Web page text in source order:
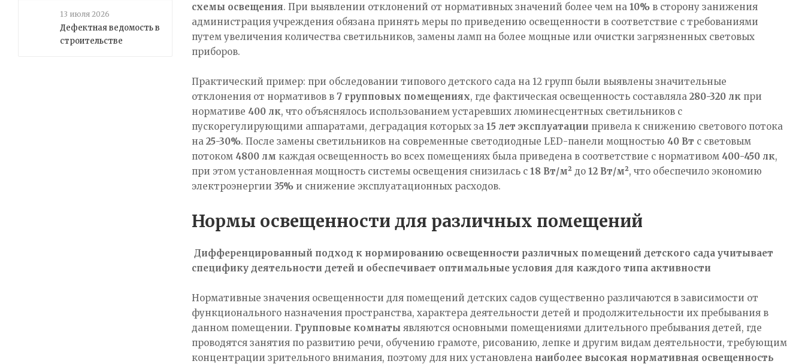
схемы освещения. При выявлении отклонений от нормативных значений более чем на 10% в сторону занижения
администрация учреждения обязана принять меры по приведению освещенности в соответствие с требованиями
путем увеличения количества светильников, замены ламп на более мощные или очистки загрязненных световых
приборов.​
Практический пример: при обследовании типового детского сада на 12 групп были выявлены значительные
отклонения от нормативов в 7 групповых помещениях, где фактическая освещенность составляла 280-320 лк при
нормативе 400 лк, что объяснялось использованием устаревших люминесцентных светильников с
пускорегулирующими аппаратами, деградация которых за 15 лет эксплуатации привела к снижению светового потока
на 25-30%. После замены светильников на современные светодиодные LED-панели мощностью 40 Вт с световым
потоком 4800 лм каждая освещенность во всех помещениях была приведена в соответствие с нормативом 400-450 лк,
при этом установленная мощность системы освещения снизилась с 18 Вт/м² до 12 Вт/м², что обеспечило экономию
электроэнергии 35% и снижение эксплуатационных расходов.
Нормы освещенности для различных помещений
Дифференцированный подход к нормированию освещенности различных помещений детского сада учитывает
специфику деятельности детей и обеспечивает оптимальные условия для каждого типа активности
Нормативные значения освещенности для помещений детских садов существенно различаются в зависимости от
функционального назначения пространства, характера деятельности детей и продолжительности их пребывания в
данном помещении. Групповые комнаты являются основными помещениями длительного пребывания детей, где
проводятся занятия по развитию речи, обучению грамоте, рисованию, лепке и другим видам деятельности, требующим
концентрации зрительного внимания, поэтому для них установлена наиболее высокая нормативная освещенность
13 июля 2026
Дефектная ведомость в
строительстве